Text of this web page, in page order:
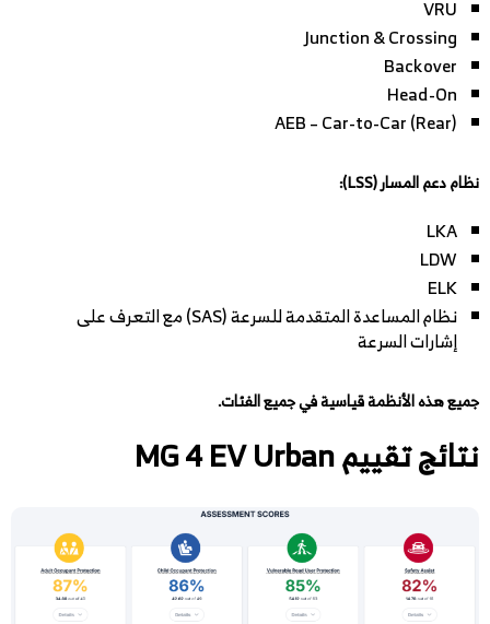
VRU
Junction & Crossing
Backover
Head-On
AEB – Car-to-Car (Rear)
نظام دعم المسار (LSS):
LKA
LDW
ELK
نظام المساعدة المتقدمة للسرعة (SAS) مع التعرف على
إشارات السرعة
جميع هذه الأنظمة قياسية في جميع الفئات.
نتائج تقييم MG 4 EV Urban